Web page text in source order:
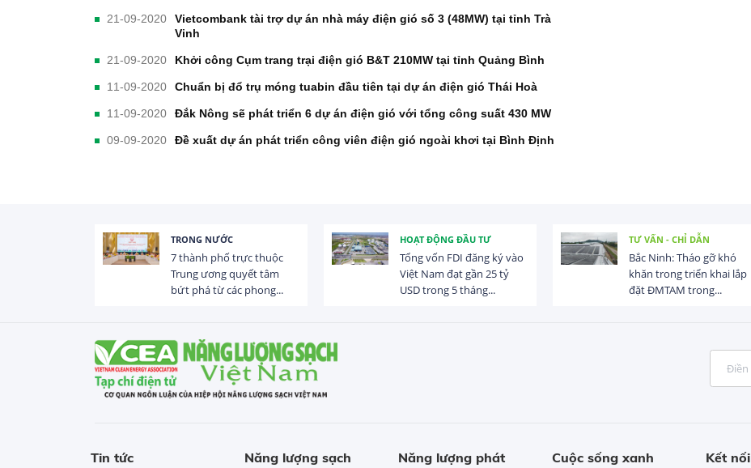
21-09-2020
Vietcombank tài trợ dự án nhà máy điện gió số 3 (48MW) tại tỉnh Trà
Vinh
21-09-2020 Khởi công Cụm trang trại điện gió B&T 210MW tại tỉnh Quảng Bình
11-09-2020 Chuẩn bị đổ trụ móng tuabin đầu tiên tại dự án điện gió Thái Hoà
11-09-2020 Đắk Nông sẽ phát triển 6 dự án điện gió với tổng công suất 430 MW
09-09-2020 Đề xuất dự án phát triển công viên điện gió ngoài khơi tại Bình Định
TRONG NƯỚC
7 thành phố trực thuộc
Trung ương quyết tâm
bứt phá từ các phong...
HOẠT ĐỘNG ĐẦU TƯ
Tổng vốn FDI đăng ký vào
Việt Nam đạt gần 25 tỷ
USD trong 5 tháng...
TƯ VẤN - CHỈ DẪN
Bắc Ninh: Tháo gỡ khó
khăn trong triển khai lắp
đặt ĐMTAM trong...
Tin tức Năng lượng sạch
Năng lượng phát
Cuộc sống xanh Kết nối